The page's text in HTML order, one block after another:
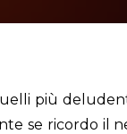
più
se ricordo il